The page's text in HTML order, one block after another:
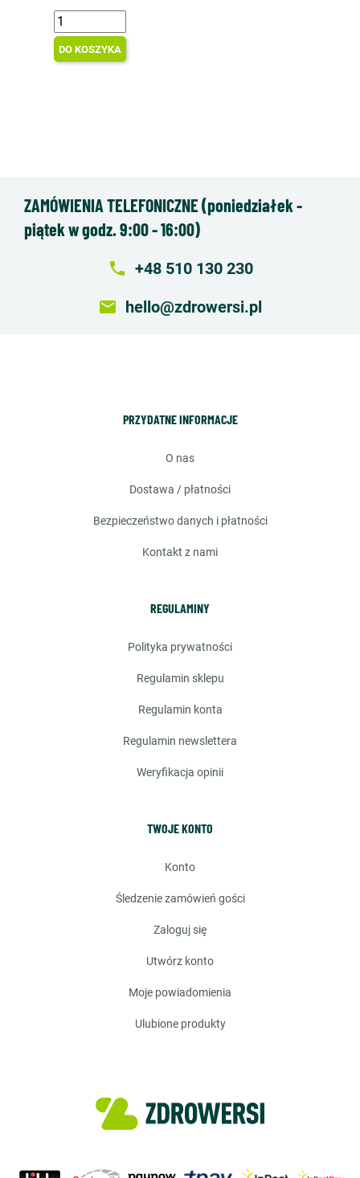
DO KOSZYKA
ZAMÓWIENIA TELEFONICZNE (poniedziałek -
piątek w godz. 9:00 - 16:00)
local_phone +48 510 130 230
email hello@zdrowersi.pl
PRZYDATNE INFORMACJE
o nas
dostawa / płatności
bezpieczeństwo danych i płatności
kontakt z nami
REGULAMINY
polityka prywatności
regulamin sklepu
regulamin konta
regulamin newslettera
weryfikacja opinii
TWOJE KONTO
konto
śledzenie zamówień gości
zaloguj się
utwórz konto
moje powiadomienia
ulubione produkty